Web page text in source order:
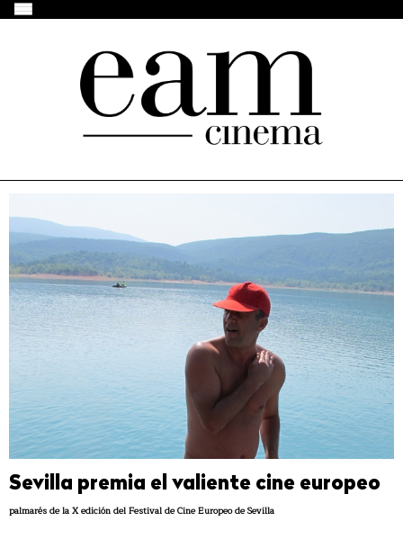
Sevilla premia el valiente cine europeo
palmarés de la X edición del Festival de Cine Europeo de Sevilla